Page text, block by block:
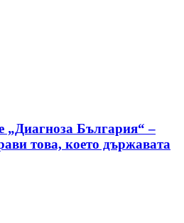
„Диагноза България“ –
това, което държавата